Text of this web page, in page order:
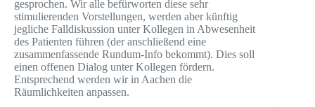
gesprochen. Wir alle befürworten diese sehr
stimulierenden Vorstellungen, werden aber künftig
jegliche Falldiskussion unter Kollegen in Abwesenheit
des Patienten führen (der anschließend eine
zusammenfassende Rundum-Info bekommt). Dies soll
einen offenen Dialog unter Kollegen fördern.
Entsprechend werden wir in Aachen die
Räumlichkeiten anpassen.